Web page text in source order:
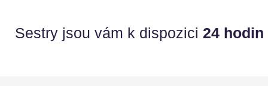
Sestry jsou vám k dispozici 24